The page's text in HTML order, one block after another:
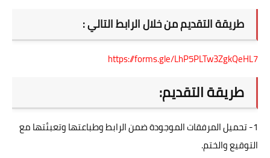
طريقة التقديم من خلال الرابط التالي :
https://forms.gle/LhP5PLTw3ZgkQeHL7
طريقة التقديم:
1- تحميل المرفقات الموجودة ضمن الرابط وطباعتها وتعبئتها مع
التوقيع والختم.